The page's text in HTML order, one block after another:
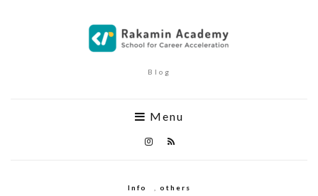
Blog
Menu
Info others